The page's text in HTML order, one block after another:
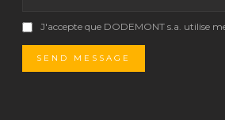
J'accepte que DODEMONT s.a. utilise
SEND MESSAGE